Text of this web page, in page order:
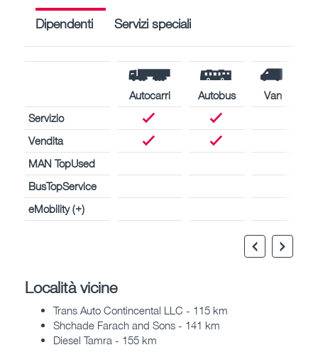
Dipendenti Servizi speciali
Autocarri Autobus
Van
Servizio
Vendita
MAN TopUsed
BusTopService
eMobility (+)
Località vicine
Trans Auto Contincental LLC - 115 km
Shchade Farach and Sons - 141 km
Diesel Tamra - 155 km